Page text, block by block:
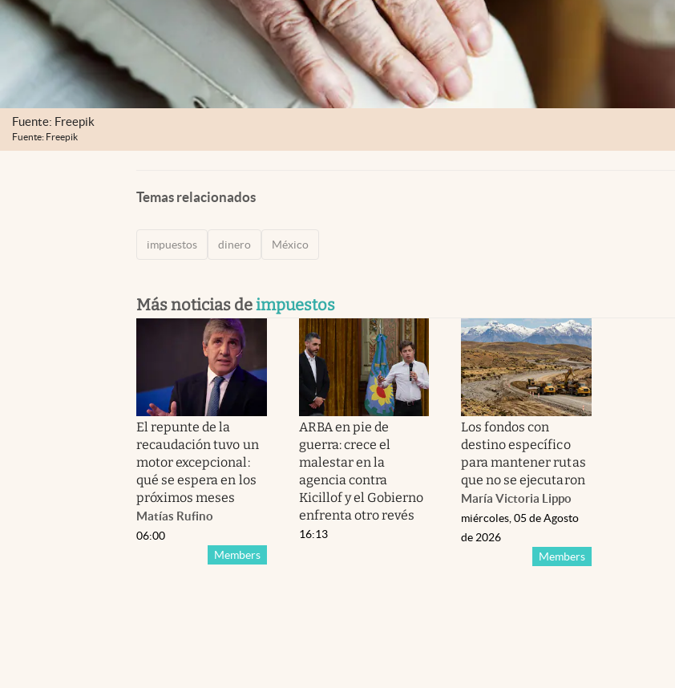
Fuente: Freepik
Fuente: Freepik
Temas relacionados
impuestos dinero México
Más noticias deimpuestos
El repunte de la
recaudación tuvo un
motor excepcional:
qué se espera en los
próximos meses
Matías Rufino
Members
06:00
ARBA en pie de
guerra: crece el
malestar en la
agencia contra
Kicillof y el Gobierno
enfrenta otro revés
16:13
Los fondos con
destino específico
para mantener rutas
que no se ejecutaron
María Victoria Lippo
Members
miércoles, 05 de Agosto
de 2026